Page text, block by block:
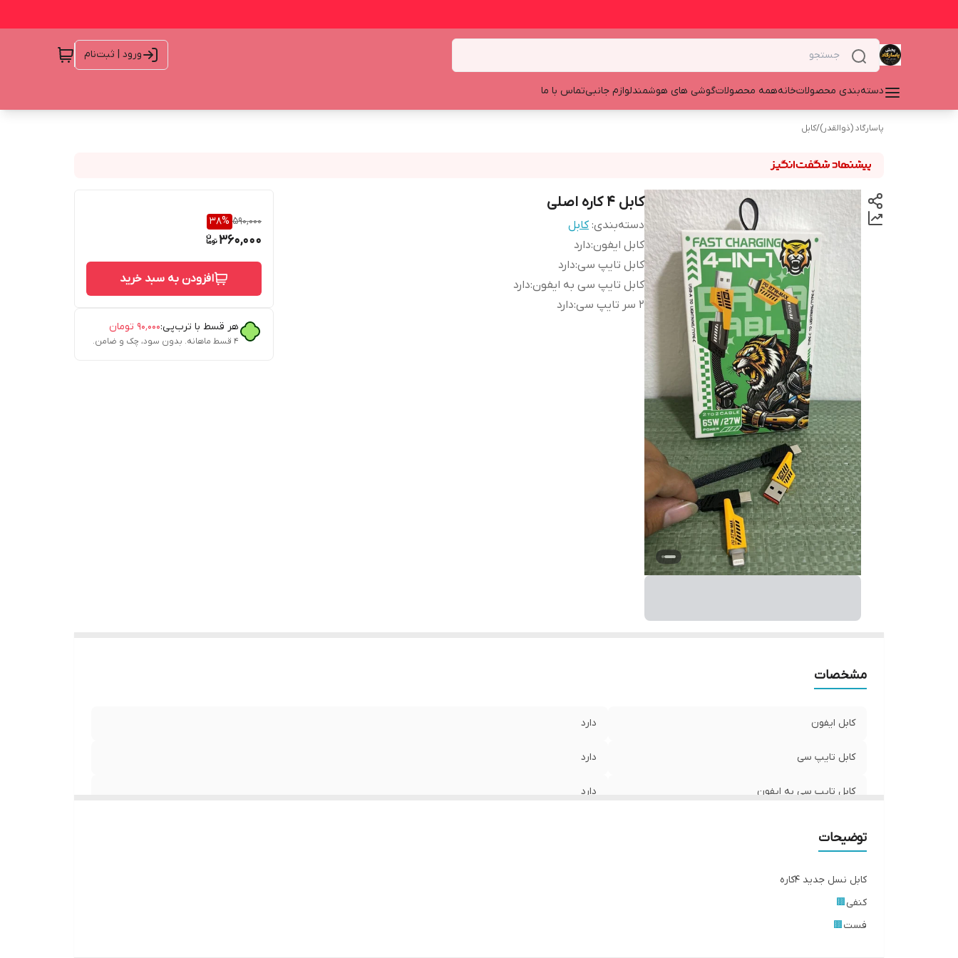
ورود | ثبت‌نام
دسته‌بندی محصولاتخانههمه محصولاتگوشی های هوشمندلوازم جانبیتماس با ما
پاسارگاد (ذوالقدر)/کابل
کابل 4 کاره اصلی
دسته‌بندی:کابل
کابل ایفون:دارد
کابل تایپ سی:دارد
کابل تایپ سی به ایفون:دارد
2 سر تایپ سی
:دارد
590,000
38%
360,000
افزودن به سبد خرید
هر قسط با ترب‌پی:۹۰٬۰۰۰ تومان
۴ قسط ماهانه. بدون سود، چک و ضامن.
مشخصات
کابل ایفون دارد
کابل تایپ سی دارد
کابل تایپ سی به ایفون دارد
توضیحات
کابل نسل جدید ۴کاره
کنفی🟫
فست🟫